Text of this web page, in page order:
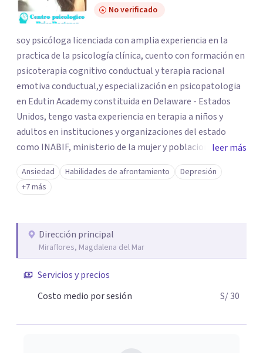
No verificado
soy psicóloga licenciada con amplia experiencia en la
practica de la psicología clínica, cuento con formación en
psicoterapia cognitivo conductual y terapia racional
emotiva conductual,y especialización en psicopatologia
en Edutin Academy constituida en Delaware - Estados
Unidos, tengo vasta experiencia en terapia a niños y
adultos en instituciones y organizaciones del estado
como INABIF, ministerio de la mujer y poblaciones
vulnerables y el ministerio del interior. Usando la
entrevista clínica, análisis conductual,modificación
conductual, reestructuracion cognitiva de pensamientos
terapia racional emotiva conductual) te ayudare a
identificar pensamientos automáticos,ideas irracionales,
distorsiones cognitivas que todo ser humano ha
arrastrado a través de su experiencia de vida y le dificulta
Te enseñare desde el inicio a identificar en ti
leer más
Ansiedad Habilidades de afrontamiento
Depresión
+7 más
Dirección principal
Miraflores, Magdalena del Mar
Servicios y precios
Costo medio por sesión
S/ 30